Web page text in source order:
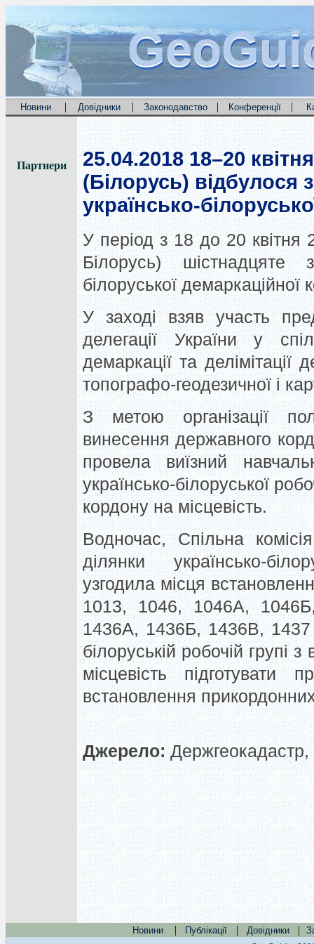
Новини | Довідники | Законодавство | Конференції |
Партнери 25.04.2018 18–20
(Білорусь) відбулося
українсько-
У період з 18 до 20 квітня
Білорусь) шістнадцяте
білоруської демаркаційної
У заході взяв участь
делегації України у
демаркації та
топографо-геодезичної і
З метою організації
винесення державного
провела виїзний
українсько-білоруської
кордону на місцевість.
Водночас, Спільна
ділянки українсько-
узгодила місця
1013, 1046, 1046А,
1436А, 1436Б, 1436В, 1437
білоруській робочій групі
місцевість підготувати
встановлення
Джерело:
Новини | Публікації | Довідники |